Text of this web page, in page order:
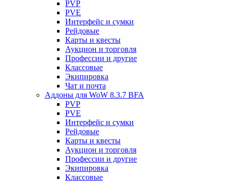
PVP
PVE
Интерфейс и сумки
Рейдовые
Карты и квесты
Аукцион и торговля
Профессии и другие
Классовые
Экипировка
Чат и почта
Аддоны для WoW 8.3.7 BFA
PVP
PVE
Интерфейс и сумки
Рейдовые
Карты и квесты
Аукцион и торговля
Профессии и другие
Экипировка
Классовые